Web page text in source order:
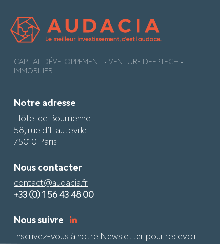
CAPITAL DÉVELOPPEMENT • VENTURE DEEPTECH •
IMMOBILIER
Notre adresse
Hôtel de Bourrienne
58, rue d’Hauteville
75010 Paris
Nous contacter
contact@audacia.fr
+33 (0) 1 56 43 48 00
Nous suivre
Inscrivez-vous à notre Newsletter pour recevoir